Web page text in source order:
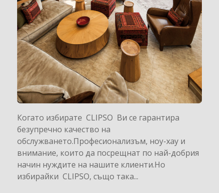
Когато избирате CLIPSO Ви се гарантира
безупречно качество на
обслужването.Професионализъм, ноу-хау и
внимание, които да посрещнат по най-добрия
начин нуждите на нашите клиенти.Но
избирайки CLIPSO, също така...